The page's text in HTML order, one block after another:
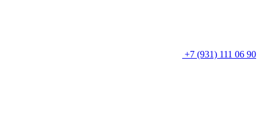
+7 (931) 111 06 90